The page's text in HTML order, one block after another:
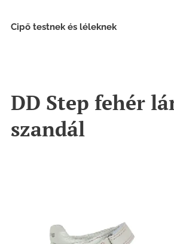
Cipő testnek és léleknek
DD Step fehér
szandál